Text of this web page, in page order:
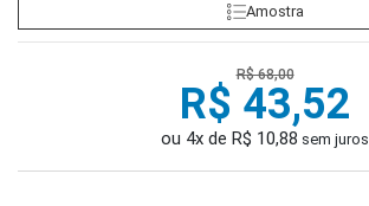
Amostra
R$ 68,00
R$ 43,52
ou 4x de R$ 10,88 sem juros